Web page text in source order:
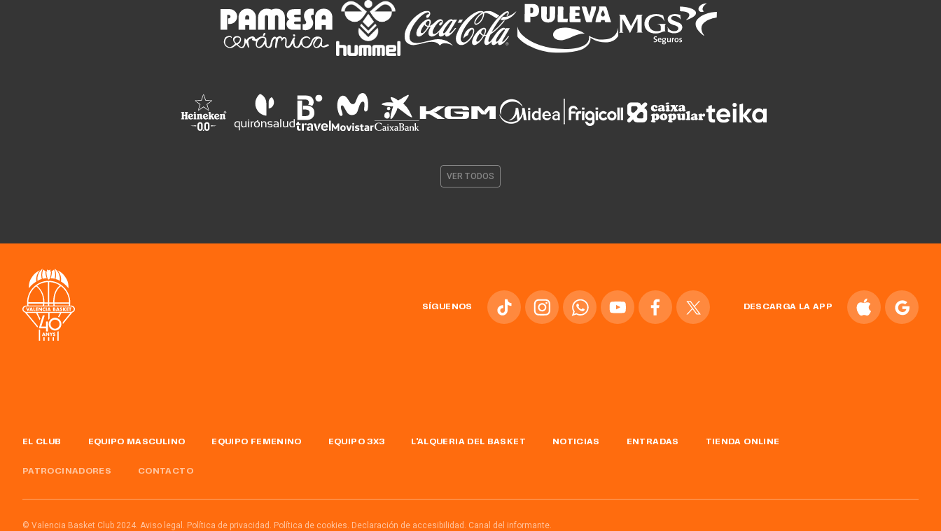
VER TODOS
SÍGUENOS DESCARGA LA APP
EL CLUB EQUIPO MASCULINO EQUIPO FEMENINO EQUIPO 3X3 L'ALQUERIA DEL BASKET NOTICIAS ENTRADAS TIENDA ONLINE
PATROCINADORES CONTACTO
© Valencia Basket Club 2024. Aviso legal. Política de privacidad. Política de cookies. Declaración de accesibilidad. Canal del informante.